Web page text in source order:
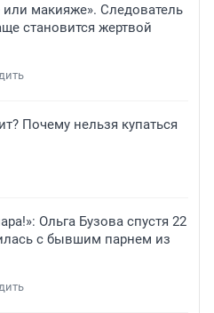
макияже». Следователь
становится жертвой
Почему нельзя купаться
Ольга Бузова спустя 22
с бывшим парнем из